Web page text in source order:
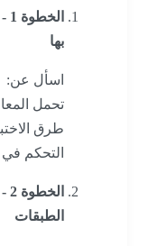
اسأل عن:
تحمل المعاوقة
طرق الاختبار
التحكم في
الطبقات